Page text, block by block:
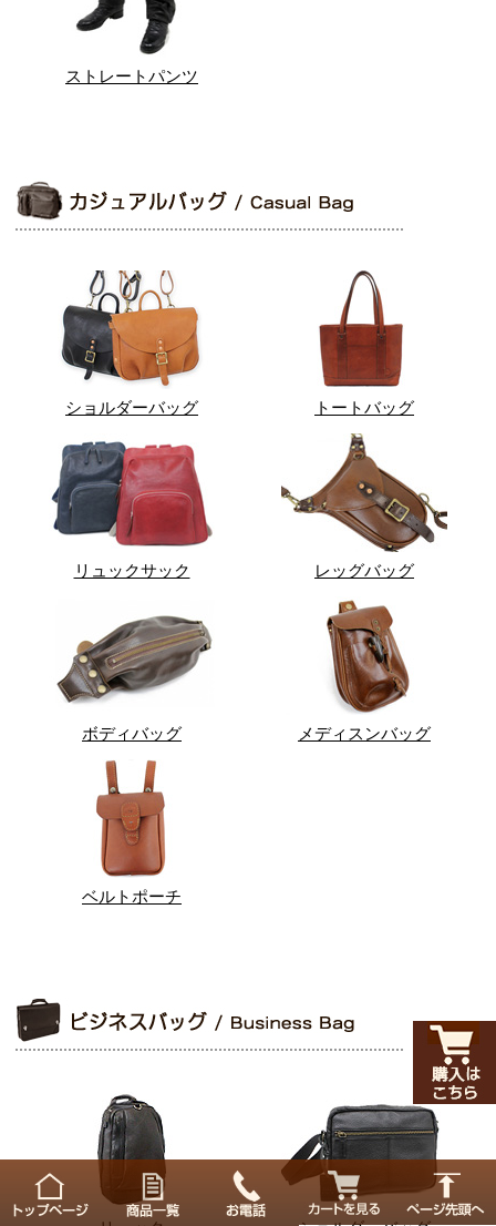
ストレートパンツ
ショルダーバッグ トートバッグ
リュックサック レッグバッグ
ボディバッグ メディスンバッグ
ベルトポーチ